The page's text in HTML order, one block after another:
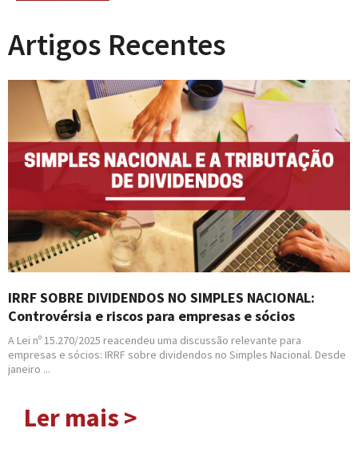
Artigos Recentes
IRRF SOBRE DIVIDENDOS NO SIMPLES NACIONAL:
Controvérsia e riscos para empresas e sócios
A Lei nº 15.270/2025 reacendeu uma discussão relevante para
empresas e sócios: IRRF sobre dividendos no Simples Nacional. Desde
janeiro ...
Ler mais >